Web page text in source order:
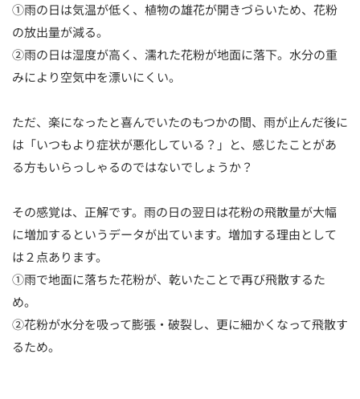
①雨の日は気温が低く、植物の雄花が開きづらいため、花粉
の放出量が減る。
②雨の日は湿度が高く、濡れた花粉が地面に落下。水分の重
みにより空気中を漂いにくい。
ただ、楽になったと喜んでいたのもつかの間、雨が止んだ後に
は「いつもより症状が悪化している？」と、感じたことがあ
る方もいらっしゃるのではないでしょうか？
その感覚は、正解です。雨の日の翌日は花粉の飛散量が大幅
に増加するというデータが出ています。増加する理由として
は２点あります。
①雨で地面に落ちた花粉が、乾いたことで再び飛散するた
め。
②花粉が水分を吸って膨張・破裂し、更に細かくなって飛散す
るため。